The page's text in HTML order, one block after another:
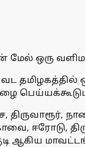
மேல் ஒரு
திருவாரூர்,
ஈரோடு,
ஆகிய